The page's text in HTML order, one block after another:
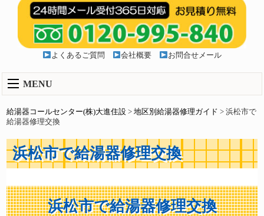
よくあるご質問 会社概要 お問合せメール
MENU
給湯器コールセンター(株)大進住設 >地区別給湯器修理ガイド >浜松市で
給湯器修理交換
浜松市で給湯器修理交換
浜松市で給湯器修理交換